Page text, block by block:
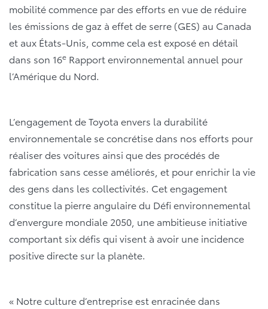
mobilité commence par des efforts en vue de réduire
les émissions de gaz à effet de serre (GES) au Canada
et aux États-Unis, comme cela est exposé en détail
dans son 16e Rapport environnemental annuel pour
l’Amérique du Nord.
L’engagement de Toyota envers la durabilité
environnementale se concrétise dans nos efforts pour
réaliser des voitures ainsi que des procédés de
fabrication sans cesse améliorés, et pour enrichir la vie
des gens dans les collectivités. Cet engagement
constitue la pierre angulaire du Défi environnemental
d’envergure mondiale 2050, une ambitieuse initiative
comportant six défis qui visent à avoir une incidence
positive directe sur la planète.
« Notre culture d’entreprise est enracinée dans